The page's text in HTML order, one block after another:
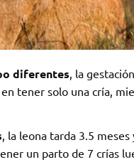
diferentes, la
tener solo una cría,
, la leona tarda 3.5 meses
un parto de 7 crías